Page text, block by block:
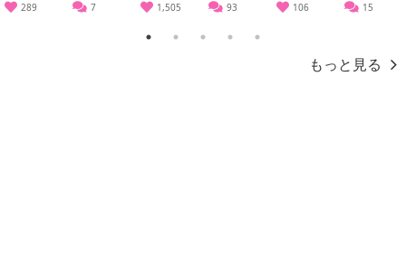
参考の掲載画像や画像内のバーコードなど、お届け商品と多少異な
了により、商品詳細内に記載の原産国・原材料の表記が旧表記の場
289 7 1,505 93 106 15
1 2 3 4 5
もっと見る